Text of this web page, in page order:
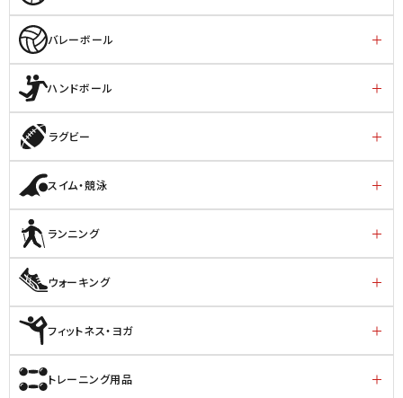
バレーボール
ハンドボール
ラグビー
スイム・競泳
ランニング
ウォーキング
フィットネス・ヨガ
トレーニング用品